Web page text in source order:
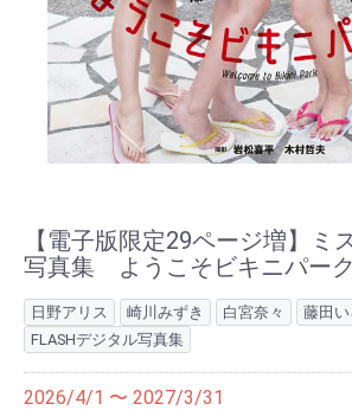
【電子版限定29ページ増】ミ
写真集 ようこそビキニパー
日野アリス 崎川みずき 白宮奈々 藤田
FLASHデジタル写真集
2026/4/1 〜 2027/3/31